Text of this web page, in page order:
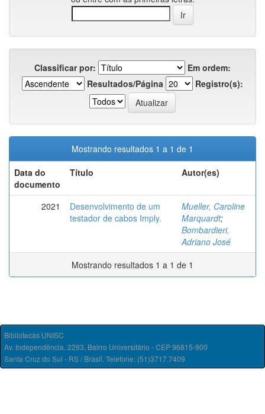
Classificar por:
Em ordem:
Resultados/Página
Registro(s):
Mostrando resultados 1 a 1 de 1
Data do
documento
Título Autor(es)
2021
Desenvolvimento de um
testador de cabos Imply.
Mueller, Caroline
Marquardt;
Bombardieri,
Adriano José
Mostrando resultados 1 a 1 de 1
Bibliotecas UNISC
Av. Independência, 2293, Bairro Universitário - CEP 96815-900
Santa Cruz do Sul - RS / Brasil. Telefone: (51)3717.7409